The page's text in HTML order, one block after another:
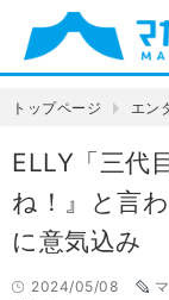
トップページ エン
ELLY「三代
ね！』と言
に意気込み
2024/05/08